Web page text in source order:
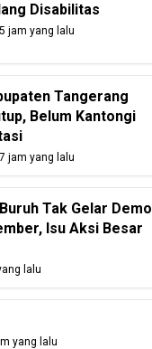
Disabilitas
5 jam yang lalu
Tangerang
Belum Kantongi
7 jam yang lalu
Tak Gelar Demo
Isu Aksi Besar
lalu
yang lalu